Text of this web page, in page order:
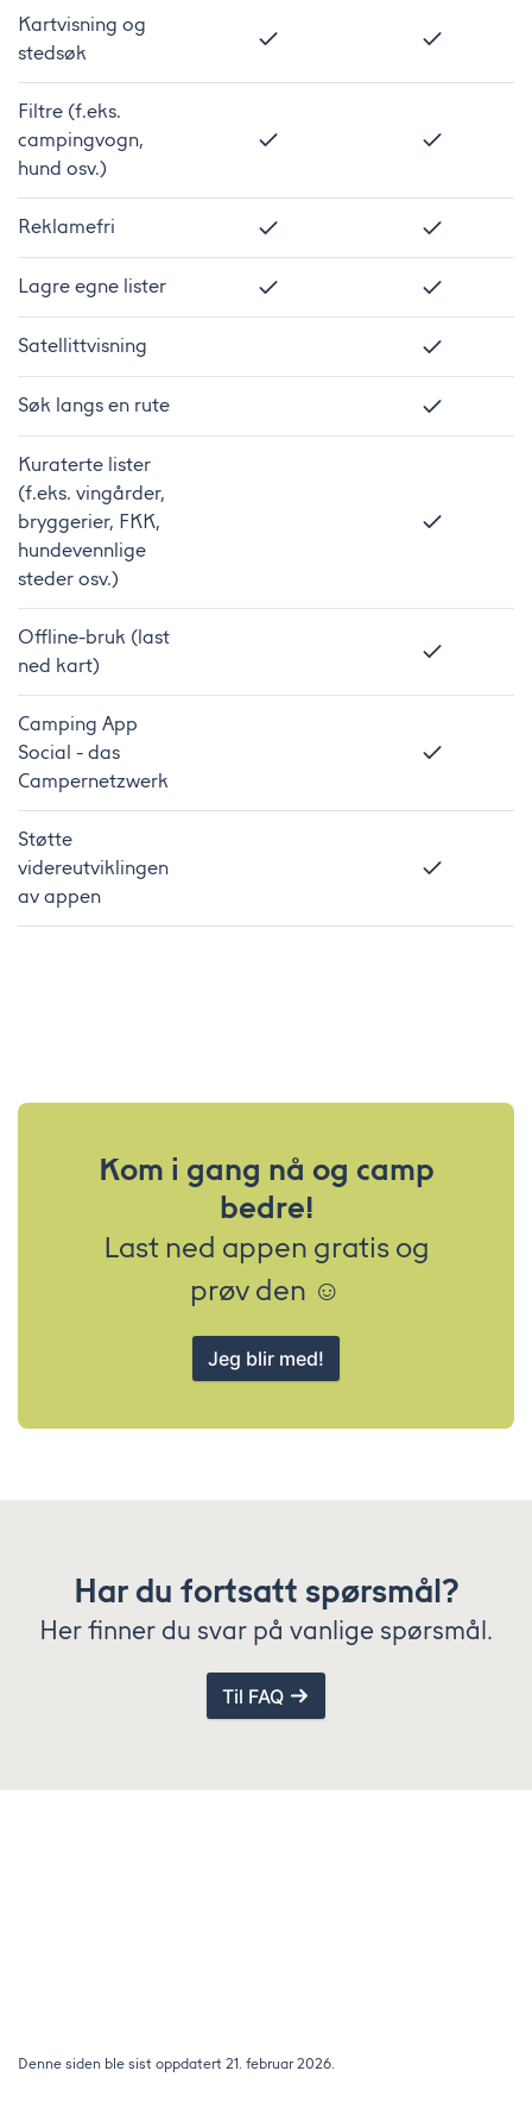
Kartvisning og
stedsøk
Filtre (f.eks.
campingvogn,
hund osv.)
Reklamefri
Lagre egne lister
Satellittvisning
Søk langs en rute
Kuraterte lister
(f.eks. vingårder,
bryggerier, FKK,
hundevennlige
steder osv.)
Offline-bruk (last
ned kart)
Camping App
Social - das
Campernetzwerk
Støtte
videreutviklingen
av appen
Kom i gang nå og camp
bedre!
Last ned appen gratis og
prøv den ☺️
Jeg blir med!
Har du fortsatt spørsmål?
Her finner du svar på vanlige spørsmål.
Til FAQ
Denne siden ble sist oppdatert 21. februar 2026.